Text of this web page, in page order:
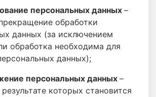
персональных данных –
обработки
данных (за исключением
обработка необходима для
данных);
персональных данных –
которых становится